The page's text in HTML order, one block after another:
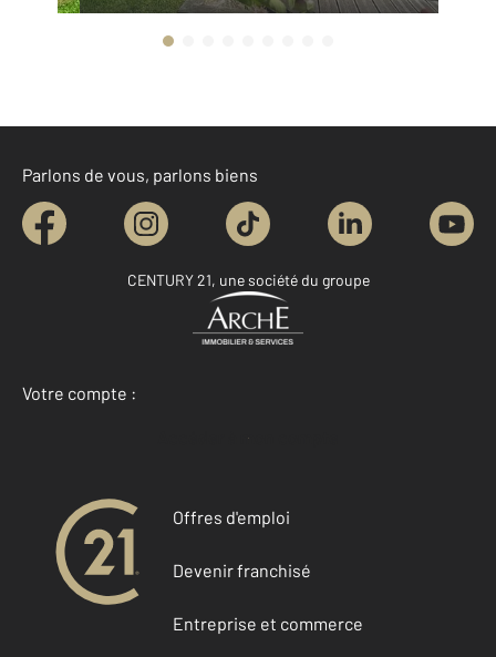
Parlons de vous, parlons biens
CENTURY 21, une société du groupe
Votre compte :
Accéder à mon compte
Offres d'emploi
Devenir franchisé
Entreprise et commerce